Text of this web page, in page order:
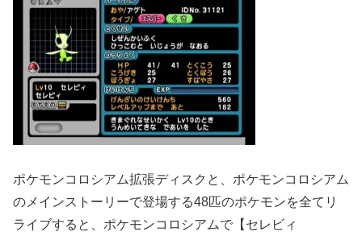
ポケモンコロシアム拡張ディスクと、ポケモンコロシアム
のメインストーリーで登場する48匹のポケモンを全てリ
ライブすると、ポケモンコロシアムで【セレビィ